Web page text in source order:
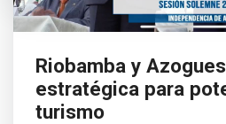
Riobamba y
estratégica para
turismo